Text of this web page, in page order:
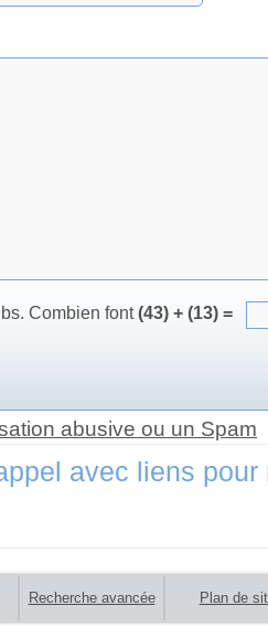
Combien font(43) + (13) =
abusive ou un Spam
avec liens pour
Recherche avancée Plan de